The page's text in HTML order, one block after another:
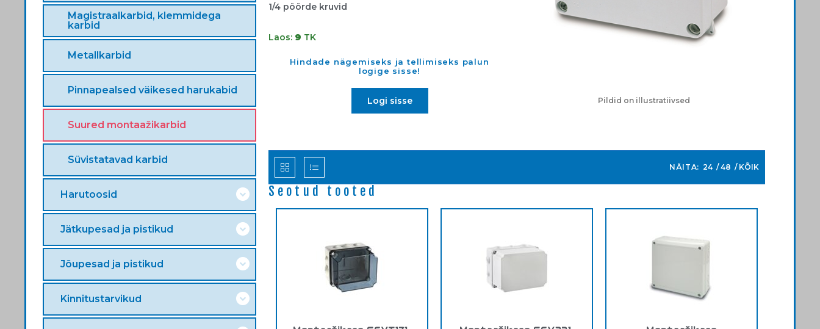
Magistraalkarbid, klemmidega
karbid
Metallkarbid
Pinnapealsed väikesed harukabid
Suured montaažikarbid
Süvistatavad karbid
Harutoosid
Jätkupesad ja pistikud
Jõupesad ja pistikud
Kinnitustarvikud
1/4 pöörde kruvid
Laos: 9 TK
Hindade nägemiseks ja tellimiseks palun
logige sisse!
Logi sisse Pildid on illustratiivsed
NÄITA: 24 48 KÕIK
Seotud tooted